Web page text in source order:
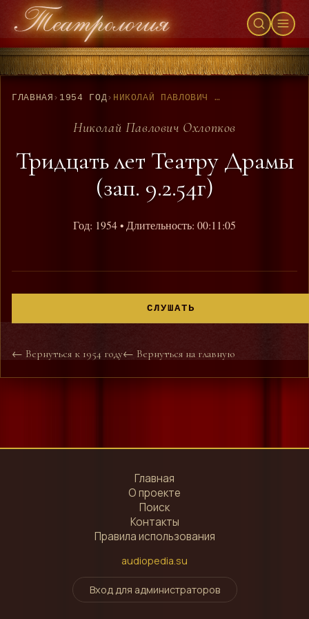
ГЛАВНАЯ › 1954 ГОД› НИКОЛАЙ ПАВЛОВИЧ ОХЛОПКОВ - ТРИДЦАТЬ ЛЕТ ТЕАТРУ ДРАМЫ (ЗАП. 9.2.54Г)
Николай Павлович Охлопков
Тридцать лет Театру Драмы
(зап. 9.2.54г)
Год: 1954• Длительность: 00:11:05
СЛУШАТЬ
← Вернуться к 1954 году← Вернуться на главную
Главная
О проекте
Поиск
Контакты
Правила использования
audiopedia.su
Вход для администраторов